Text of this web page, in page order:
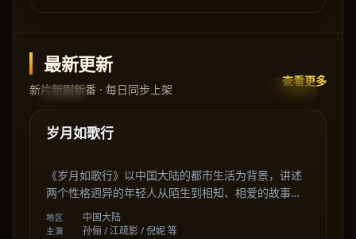
最新更新
新片新剧新番 · 每日同步上架
查看更多
最新
中国大陆 53:56
岁月如歌行
《岁月如歌行》以中国大陆的都市生活为背景，讲述
两个性格迥异的年轻人从陌生到相知、相爱的故事。
剧集在细腻的情感刻画中，描绘出关于成长、选择与
陪伴的温暖篇章。
地区 中国大陆
主演
孙俪 / 江疏影 / 倪妮 等